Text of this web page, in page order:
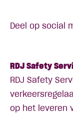
Deel op social
RDJ Safety
RDJ Safety
op het leveren